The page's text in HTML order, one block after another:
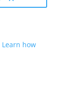
Learn how